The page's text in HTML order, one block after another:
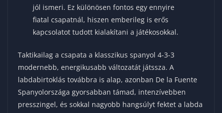
jól ismeri. Ez különösen fontos egy ennyire
fiatal csapatnál, hiszen emberileg is erős
kapcsolatot tudott kialakítani a játékosokkal.
Taktikailag a csapata a klasszikus spanyol 4-3-3
modernebb, energikusabb változatát játssza. A
labdabirtoklás továbbra is alap, azonban De la Fuente
Spanyolországa gyorsabban támad, intenzívebben
presszingel, és sokkal nagyobb hangsúlyt fektet a labda